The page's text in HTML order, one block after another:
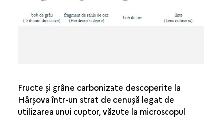
Fructe şi grâne carbonizate descoperite la
Hârşova într-un strat de cenuşă legat de
utilizarea unui cuptor, văzute la microscopul